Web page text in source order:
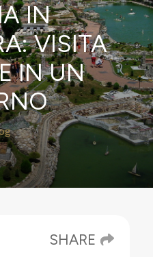
IN
VISITA
IN UN
SHARE